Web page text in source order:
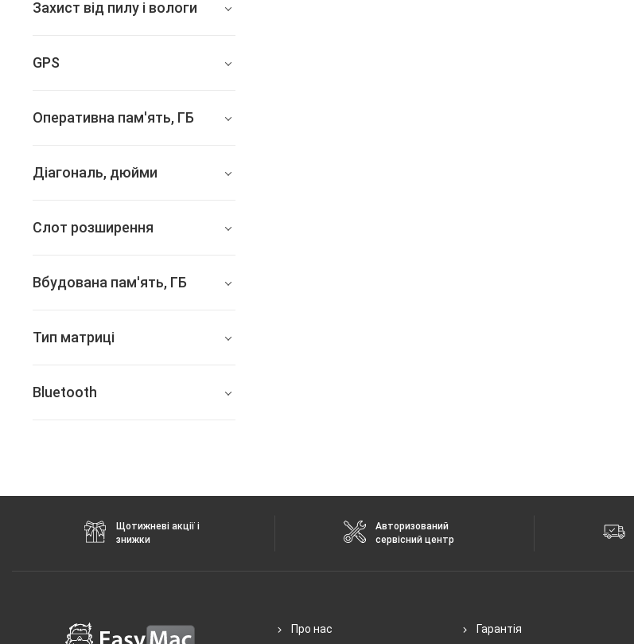
ГГц
Захист від пилу і вологи
GPS
немає
Оперативна пам'ять, ГБ
Діагональ, дюйми
Слот розширення
Вбудована пам'ять, ГБ
256
Тип матриці
Bluetooth
Щотижневі акції і
знижки
Авторизований
сервісний центр
Про нас Гарантія